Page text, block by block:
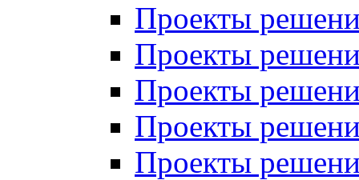
Проекты
Проекты
Проекты
Проекты
Проекты